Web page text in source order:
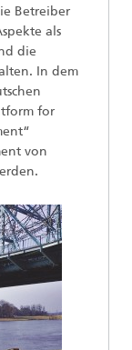
Betreiber
als
die
In dem
for
von